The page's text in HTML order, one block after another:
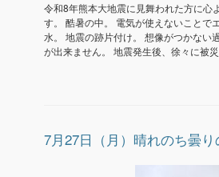
令和8年熊本大地震に見舞われた方に心
す。 酷暑の中。 電気が使えないことで
水。 地震の跡片付け。 想像がつかない
が出来ません。 地震発生後、徐々に被
7月27日（月）晴れのち曇